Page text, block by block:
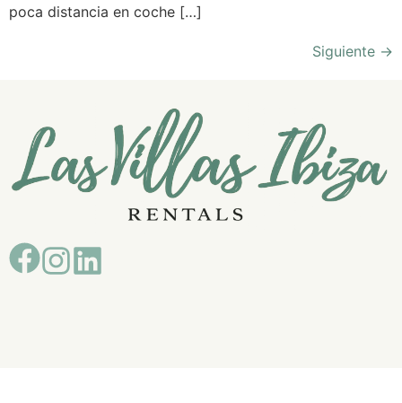
poca distancia en coche […]
Siguiente →